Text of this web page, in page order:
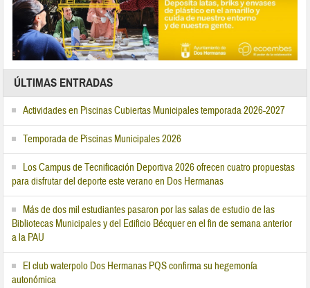
ÚLTIMAS ENTRADAS
Actividades en Piscinas Cubiertas Municipales temporada 2026-2027
Temporada de Piscinas Municipales 2026
Los Campus de Tecnificación Deportiva 2026 ofrecen cuatro propuestas
para disfrutar del deporte este verano en Dos Hermanas
Más de dos mil estudiantes pasaron por las salas de estudio de las
Bibliotecas Municipales y del Edificio Bécquer en el fin de semana anterior
a la PAU
El club waterpolo Dos Hermanas PQS confirma su hegemonía
autonómica